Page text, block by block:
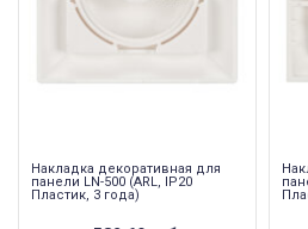
Накладка декоративная для
панели LN-500 (ARL, IP20
Пластик, 3 года)